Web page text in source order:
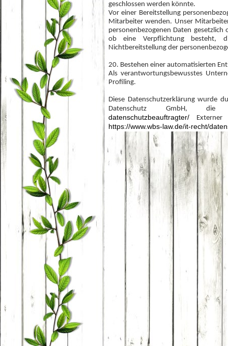
geschlossen werden könnte.
Vor einer Bereitstellung
Mitarbeiter wenden. Unser
personenbezogenen Daten
ob eine Verpflichtung besteht,
Nichtbereitstellung der
20. Bestehen einer automatisierten
Als verantwortungsbewusstes
Profiling.
Diese Datenschutzerklärung wurde
Datenschutz GmbH,
datenschutzbeauftragter/ Externer
https://www.wbs-law.de/it-recht/